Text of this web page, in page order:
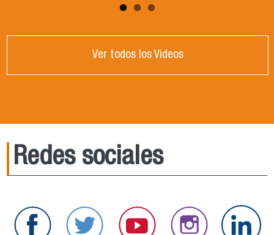
Ver todos los Videos
Redes sociales